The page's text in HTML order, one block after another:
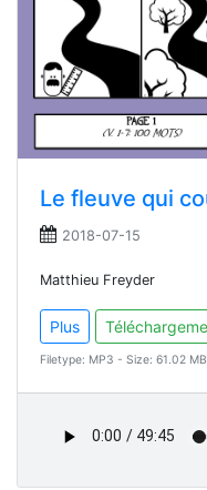
Le fleuve qui
2018-07-15
Matthieu Freyder
Plus
Filetype: MP3 - Size: 61.02